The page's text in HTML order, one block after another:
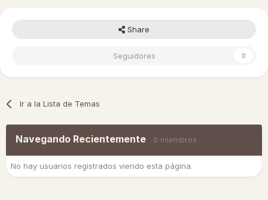
Share
Seguidores 0
Ir a la Lista de Temas
Navegando Recientemente 0 miembros
No hay usuarios registrados viendo esta página.